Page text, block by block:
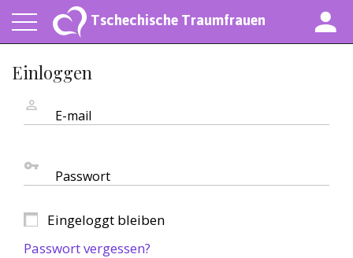
Tschechische Traumfrauen
Einloggen
E-mail
Passwort
Eingeloggt bleiben
Passwort vergessen?